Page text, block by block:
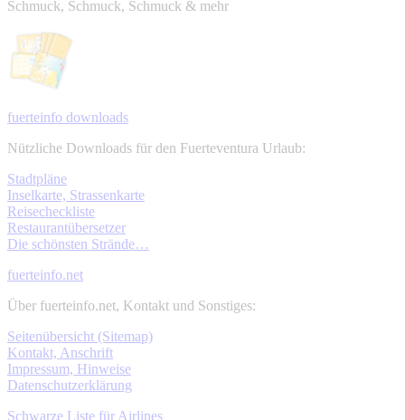
Schmuck, Schmuck, Schmuck & mehr
fuerteinfo downloads
Nützliche Downloads für den Fuerteventura Urlaub:
Stadtpläne
Inselkarte, Strassenkarte
Reisecheckliste
Restaurantübersetzer
Die schönsten Strände…
fuerteinfo.net
Über fuerteinfo.net, Kontakt und Sonstiges:
Seitenübersicht (Sitemap)
Kontakt, Anschrift
Impressum, Hinweise
Datenschutzerklärung
Schwarze Liste für Airlines